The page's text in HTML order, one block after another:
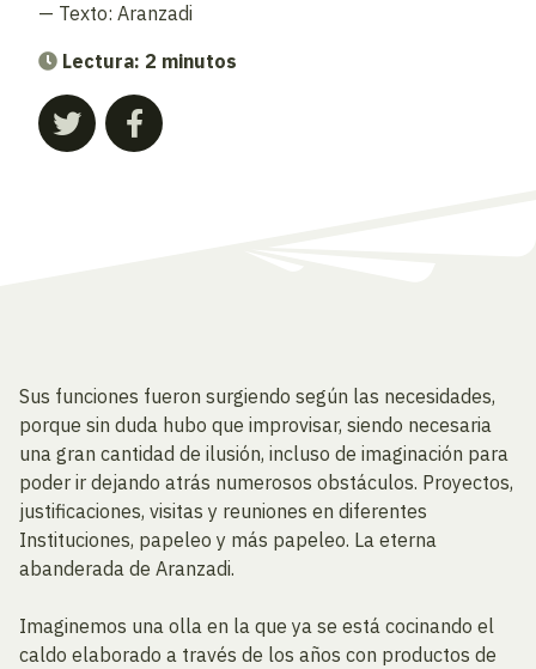
— Texto: Aranzadi
Lectura: 2 minutos
Sus funciones fueron surgiendo según las necesidades,
porque sin duda hubo que improvisar, siendo necesaria
una gran cantidad de ilusión, incluso de imaginación para
poder ir dejando atrás numerosos obstáculos. Proyectos,
justificaciones, visitas y reuniones en diferentes
Instituciones, papeleo y más papeleo. La eterna
abanderada de Aranzadi.
Imaginemos una olla en la que ya se está cocinando el
caldo elaborado a través de los años con productos de